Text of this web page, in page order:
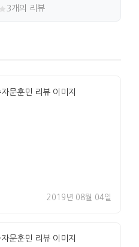
3개의 리뷰
2019년 08월 04일